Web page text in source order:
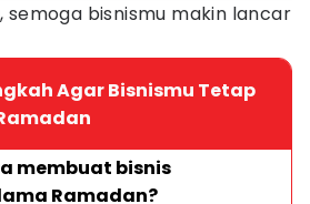
bisnismu makin lancar
Agar Bisnismu Tetap
membuat bisnis
Ramadan?